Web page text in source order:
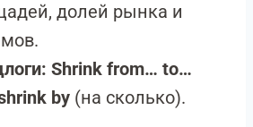
долей рынка и
Shrink from… to…
by (на сколько).